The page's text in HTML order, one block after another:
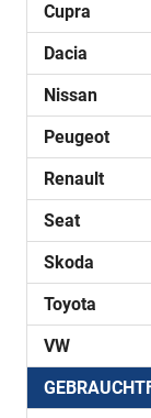
Cupra
Dacia
Nissan
Peugeot
Renault
Seat
Skoda
Toyota
VW